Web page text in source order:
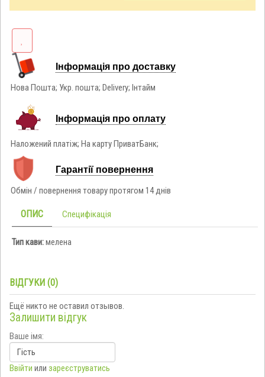
Інформація про доставку
Нова Пошта; Укр. пошта; Delivery; Інтайм
Інформація про оплату
Наложений платіж; На карту ПриватБанк;
Гарантії повернення
Обмін / повернення товару протягом 14 днів
ОПИС Специфікація
Тип кави:мелена
ВІДГУКИ (0)
Ещё никто не оставил отзывов.
Залишити відгук
Ваше імя:
Ввійти или зареєструватись